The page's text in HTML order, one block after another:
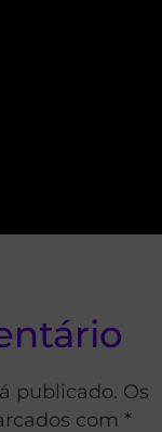
publicado. Os
com *